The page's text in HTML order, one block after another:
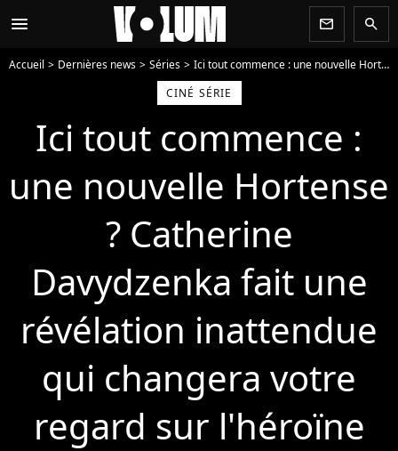
menu newsletter search
Accueil Dernières news Séries
Ici tout commence : une nouvelle Hortense ? Catherine Davydzenka fait une révélation inattendue qui changera votre regard sur l'héroïne
CINÉ SÉRIE
Ici tout commence :
une nouvelle Hortense
? Catherine
Davydzenka fait une
révélation inattendue
qui changera votre
regard sur l'héroïne